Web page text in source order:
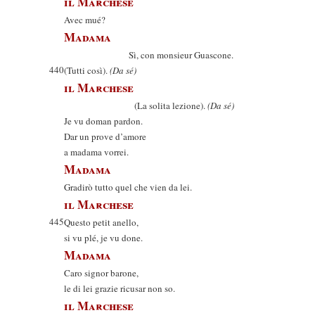
Avec mué?
Madama
Sì, con monsieur Guascone.
440(Tutti così).(Da sé)
il Marchese
(La solita lezione).(Da sé)
Je vu doman pardon.
Dar un prove d’amore
a madama vorrei.
Madama
Gradirò tutto quel che vien da lei.
il Marchese
445Questo petit anello,
si vu plé, je vu done.
Madama
Caro signor barone,
le di lei grazie ricusar non so.
il Marchese